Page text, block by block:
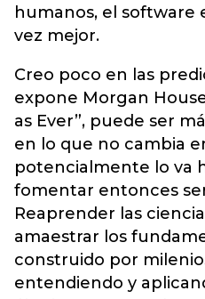
humanos, el software
vez mejor.
Creo poco en las
expone Morgan
as Ever”, puede ser
en lo que no cambia
potencialmente lo va
fomentar entonces
Reaprender las
amaestrar los
construido por
entendiendo y